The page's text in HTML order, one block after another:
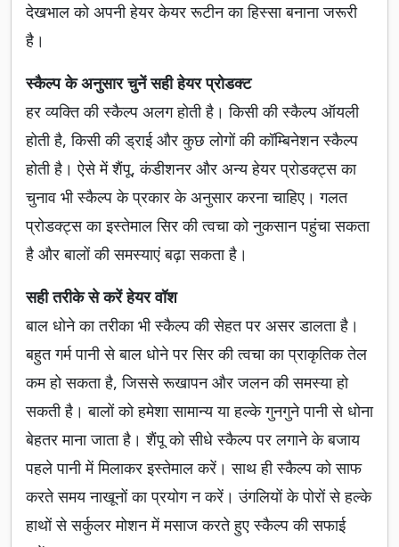
देखभाल को अपनी हेयर केयर रूटीन का हिस्सा बनाना जरूरी
है।
स्कैल्प के अनुसार चुनें सही हेयर प्रोडक्ट
हर व्यक्ति की स्कैल्प अलग होती है। किसी की स्कैल्प ऑयली
होती है, किसी की ड्राई और कुछ लोगों की कॉम्बिनेशन स्कैल्प
होती है। ऐसे में शैंपू, कंडीशनर और अन्य हेयर प्रोडक्ट्स का
चुनाव भी स्कैल्प के प्रकार के अनुसार करना चाहिए। गलत
प्रोडक्ट्स का इस्तेमाल सिर की त्वचा को नुकसान पहुंचा सकता
है और बालों की समस्याएं बढ़ा सकता है।
सही तरीके से करें हेयर वॉश
बाल धोने का तरीका भी स्कैल्प की सेहत पर असर डालता है।
बहुत गर्म पानी से बाल धोने पर सिर की त्वचा का प्राकृतिक तेल
कम हो सकता है, जिससे रूखापन और जलन की समस्या हो
सकती है। बालों को हमेशा सामान्य या हल्के गुनगुने पानी से धोना
बेहतर माना जाता है। शैंपू को सीधे स्कैल्प पर लगाने के बजाय
पहले पानी में मिलाकर इस्तेमाल करें। साथ ही स्कैल्प को साफ
करते समय नाखूनों का प्रयोग न करें। उंगलियों के पोरों से हल्के
हाथों से सर्कुलर मोशन में मसाज करते हुए स्कैल्प की सफाई